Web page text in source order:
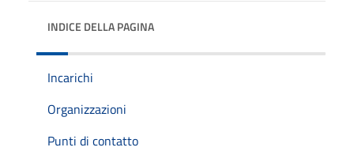
INDICE DELLA PAGINA
Incarichi
Organizzazioni
Punti di contatto